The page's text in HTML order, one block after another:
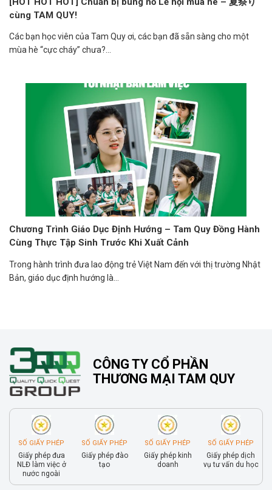
cùng TAM QUY!
Các bạn học viên của Tam Quy ơi, các bạn đã sẵn sàng cho một
mùa hè “cực cháy” chưa?...
Chương Trình Giáo Dục Định Hướng – Tam Quy Đồng Hành
Cùng Thực Tập Sinh Trước Khi Xuất Cảnh
Trong hành trình đưa lao động trẻ Việt Nam đến với thị trường Nhật
Bản, giáo dục định hướng là...
CÔNG TY CỔ PHẦN
THƯƠNG MẠI TAM QUY
SỐ GIẤY PHÉP
Giấy phép đưa
NLĐ làm việc ở
nước ngoài
SỐ GIẤY PHÉP
Giấy phép đào
tạo
SỐ GIẤY PHÉP
Giấy phép kinh
doanh
SỐ GIẤY PHÉP
Giấy phép dịch
vụ tư vấn du học